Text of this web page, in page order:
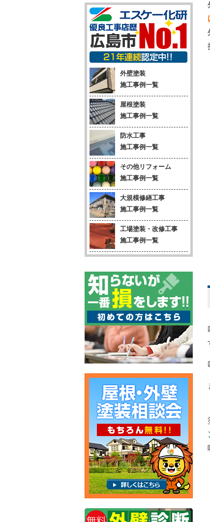
外壁塗装
施工事例一覧
屋根塗装
施工事例一覧
防水工事
施工事例一覧
その他リフォーム
施工事例一覧
大規模修繕工事
施工事例一覧
工場塗装・改修工事
施工事例一覧